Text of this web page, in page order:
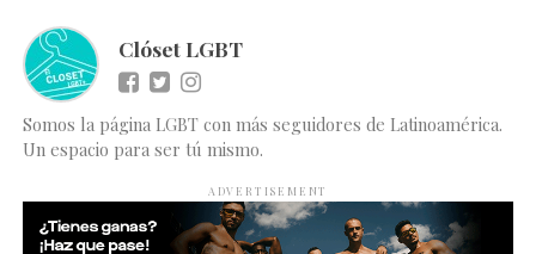
Clóset LGBT
Somos la página LGBT con más seguidores de Latinoamérica.
Un espacio para ser tú mismo.
ADVERTISEMENT